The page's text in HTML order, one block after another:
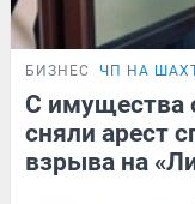
БИЗНЕС ЧП НА
С имущества
сняли арест
взрыва на